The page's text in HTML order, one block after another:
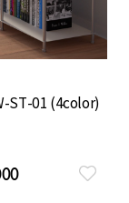
ST-01 (4color)